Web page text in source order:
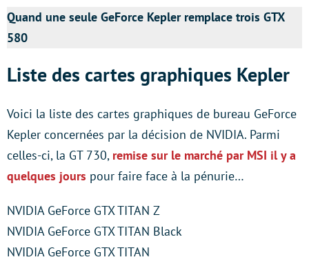
Quand une seule GeForce Kepler remplace trois GTX
580
Liste des cartes graphiques Kepler
Voici la liste des cartes graphiques de bureau GeForce
Kepler concernées par la décision de NVIDIA. Parmi
celles-ci, la GT 730, remise sur le marché par MSI il y a
quelques jours pour faire face à la pénurie…
NVIDIA GeForce GTX TITAN Z
NVIDIA GeForce GTX TITAN Black
NVIDIA GeForce GTX TITAN